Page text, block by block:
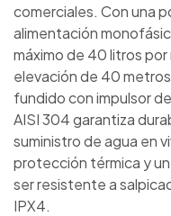
comerciales. Con una
alimentación
máximo de 40 litros por
elevación de 40
fundido con impulsor
AISI 304 garantiza
suministro de agua en
protección térmica y
ser resistente a
IPX4.